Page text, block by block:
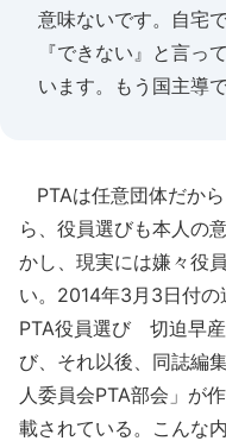
意味ないです。自宅
『できない』と言っ
います。もう国主導
PTAは任意団体だか
ら、役員選びも本人の
かし、現実には嫌々役
い。2014年3月3日付の
PTA役員選び 切迫早
び、それ以後、同誌編
人委員会PTA部会」が
載されている。こんな